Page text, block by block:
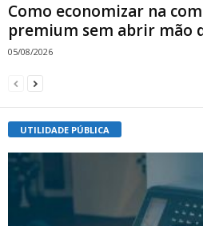
Como economizar na
premium sem abrir mão
05/08/2026
UTILIDADE PÚBLICA